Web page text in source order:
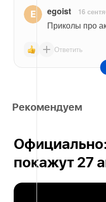
egoist 16
Приколы про
Ответить
Рекомендуем
Официально:
покажут 27